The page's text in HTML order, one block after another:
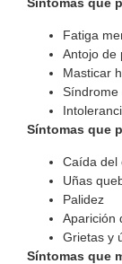
Fatiga
Antojo de
Masticar
Síndrome
Síntomas que
Caída del
Uñas
Palidez
Aparición
Grietas y
Síntomas que